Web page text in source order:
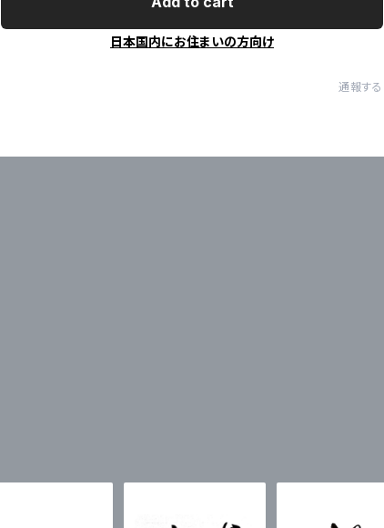
日本国内にお住まいの方向け
通報する